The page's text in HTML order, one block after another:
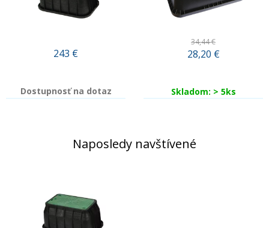
243 €
Dostupnosť na dotaz
34,44 €
28,20 €
Skladom: > 5ks
Naposledy navštívené